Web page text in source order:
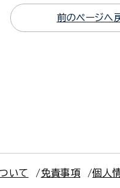
前のページへ
いて 免責事項 個人